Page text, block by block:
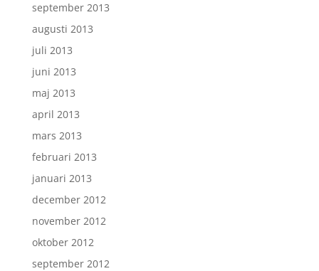
september 2013
augusti 2013
juli 2013
juni 2013
maj 2013
april 2013
mars 2013
februari 2013
januari 2013
december 2012
november 2012
oktober 2012
september 2012